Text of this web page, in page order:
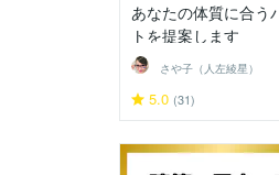
あなたの体質に合う
トを提案します
さや子（人左綾星）
5.0 (31)